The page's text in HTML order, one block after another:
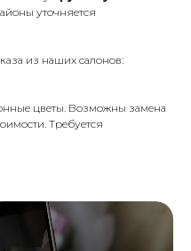
уточняется
из наших салонов:
цветы. Возможны замена
Требуется